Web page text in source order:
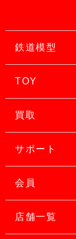
鉄道模型
TOY
買取
サポート
会員
店舗一覧